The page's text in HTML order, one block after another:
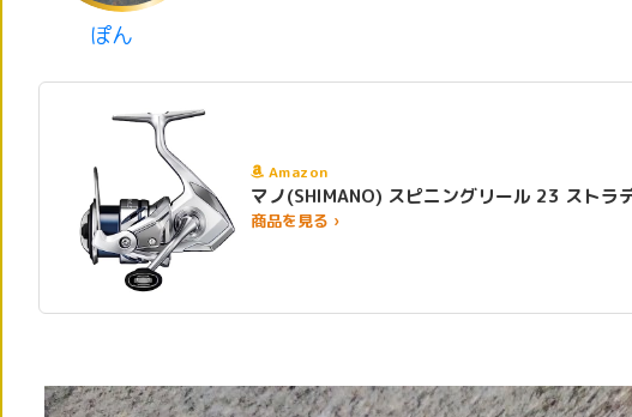
ぽん
Amazon
マノ(SHIMANO) スピニングリール 23 ス
商品を見る ›